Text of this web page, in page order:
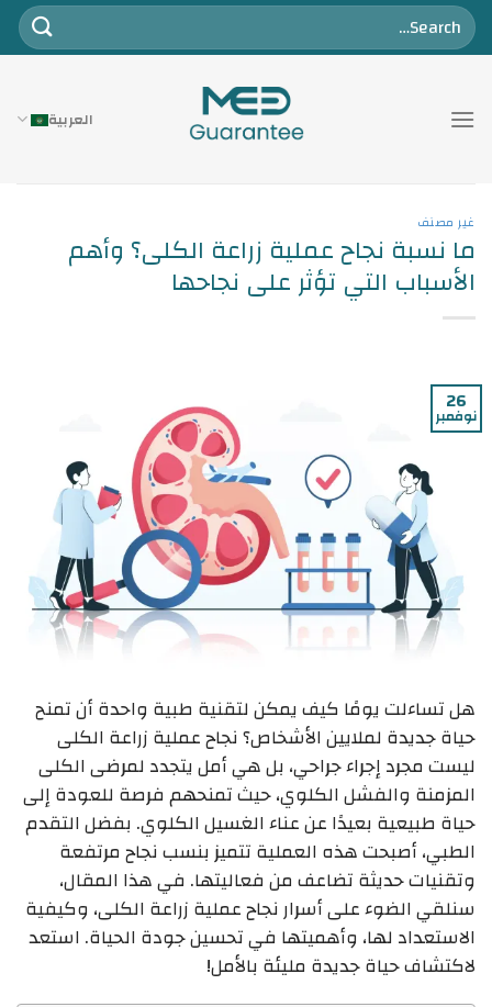
تخطي
للمحتوى
العربية
غير مصنف
ما نسبة نجاح عملية زراعة الكلى؟ وأهم
الأسباب التي تؤثر على نجاحها
26
نوفمبر
هل تساءلت يومًا كيف يمكن لتقنية طبية واحدة أن تمنح
حياة جديدة لملايين الأشخاص؟ نجاح عملية زراعة الكلى
ليست مجرد إجراء جراحي، بل هي أمل يتجدد لمرضى الكلى
المزمنة والفشل الكلوي، حيث تمنحهم فرصة للعودة إلى
حياة طبيعية بعيدًا عن عناء الغسيل الكلوي. بفضل التقدم
الطبي، أصبحت هذه العملية تتميز بنسب نجاح مرتفعة
وتقنيات حديثة تضاعف من فعاليتها. في هذا المقال،
سنلقي الضوء على أسرار نجاح عملية زراعة الكلى، وكيفية
الاستعداد لها، وأهميتها في تحسين جودة الحياة. استعد
لاكتشاف حياة جديدة مليئة بالأمل!